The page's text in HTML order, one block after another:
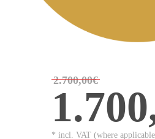
2.700,00€
* incl. VAT (where